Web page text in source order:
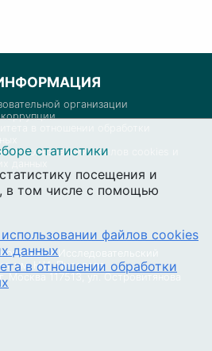
организации
использовании файлов cookies и
Исследовательский
им. Н.И. Пирогова
Москва 117513, ул. Островитянова
статистики
посещения и
в том числе с помощью
файлов cookies
данных
в отношении обработки